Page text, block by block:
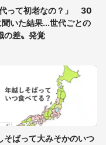
」と1.4万人困惑
代って初老なの？」 30
いた結果...世代ごとの
の差〟発覚
そばって大みそかのいつ